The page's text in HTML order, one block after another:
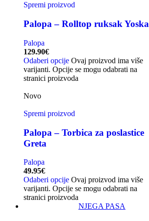
Spremi proizvod
Palopa – Rolltop ruksak Yoska
Palopa
129.90€
Odaberi opcije Ovaj proizvod ima više
varijanti. Opcije se mogu odabrati na
stranici proizvoda
Novo
Spremi proizvod
Palopa – Torbica za poslastice
Greta
Palopa
49.95€
Odaberi opcije Ovaj proizvod ima više
varijanti. Opcije se mogu odabrati na
stranici proizvoda
NJEGA PASA